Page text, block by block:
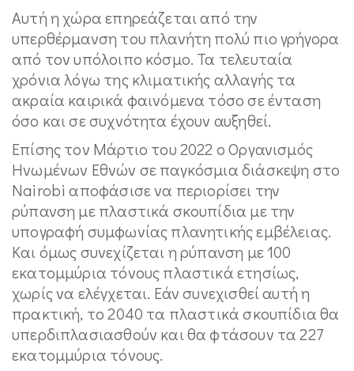
Αυτή η χώρα επηρεάζεται από την
υπερθέρμανση του πλανήτη πολύ πιο γρήγορα
από τον υπόλοιπο κόσμο. Τα τελευταία
χρόνια λόγω της κλιματικής αλλαγής τα
ακραία καιρικά φαινόμενα τόσο σε ένταση
όσο και σε συχνότητα έχουν αυξηθεί.
Επίσης τον Μάρτιο του 2022 ο Οργανισμός
Ηνωμένων Εθνών σε παγκόσμια διάσκεψη στο
Nairobi αποφάσισε να περιορίσει την
ρύπανση με πλαστικά σκουπίδια με την
υπογραφή συμφωνίας πλανητικής εμβέλειας.
Και όμως συνεχίζεται η ρύπανση με 100
εκατομμύρια τόνους πλαστικά ετησίως,
χωρίς να ελέγχεται. Εάν συνεχισθεί αυτή η
πρακτική, το 2040 τα πλαστικά σκουπίδια θα
υπερδιπλασιασθούν και θα φτάσουν τα 227
εκατομμύρια τόνους.